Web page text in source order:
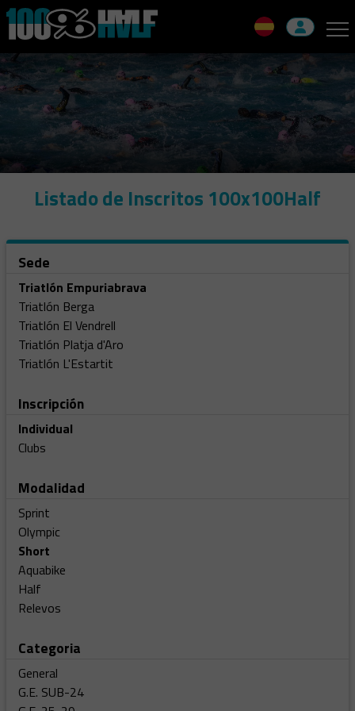
Skip
to
navigation
content
Listado de Inscritos 100x100Half
Sede
Triatlón Empuriabrava
Triatlón Berga
Triatlón El Vendrell
Triatlón Platja d'Aro
Triatlón L'Estartit
Inscripción
Individual
Clubs
Modalidad
Sprint
Olympic
Short
Aquabike
Half
Relevos
Categoria
General
G.E. SUB-24